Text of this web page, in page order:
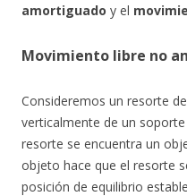
amortiguado y el
Movimiento libre no
Consideremos un resorte
verticalmente de un
resorte se encuentra un
objeto hace que el resorte
posición de equilibrio